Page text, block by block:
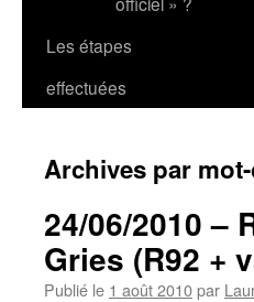
Les étapes
effectuées
Archives par
24/06/2010 –
Gries (R92 +
Publié le 1 août 2010par